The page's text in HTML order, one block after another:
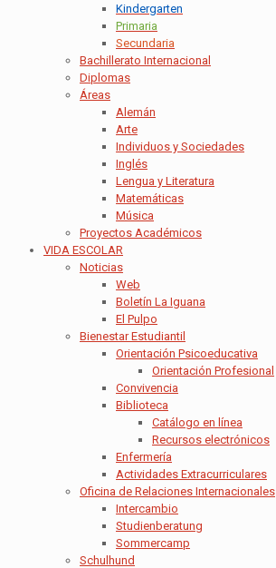
Kindergarten
Primaria
Secundaria
Bachillerato Internacional
Diplomas
Áreas
Alemán
Arte
Individuos y Sociedades
Inglés
Lengua y Literatura
Matemáticas
Música
Proyectos Académicos
VIDA ESCOLAR
Noticias
Web
Boletín La Iguana
El Pulpo
Bienestar Estudiantil
Orientación Psicoeducativa
Orientación Profesional
Convivencia
Biblioteca
Catálogo en línea
Recursos electrónicos
Enfermería
Actividades Extracurriculares
Oficina de Relaciones Internacionales
Intercambio
Studienberatung
Sommercamp
Schulhund